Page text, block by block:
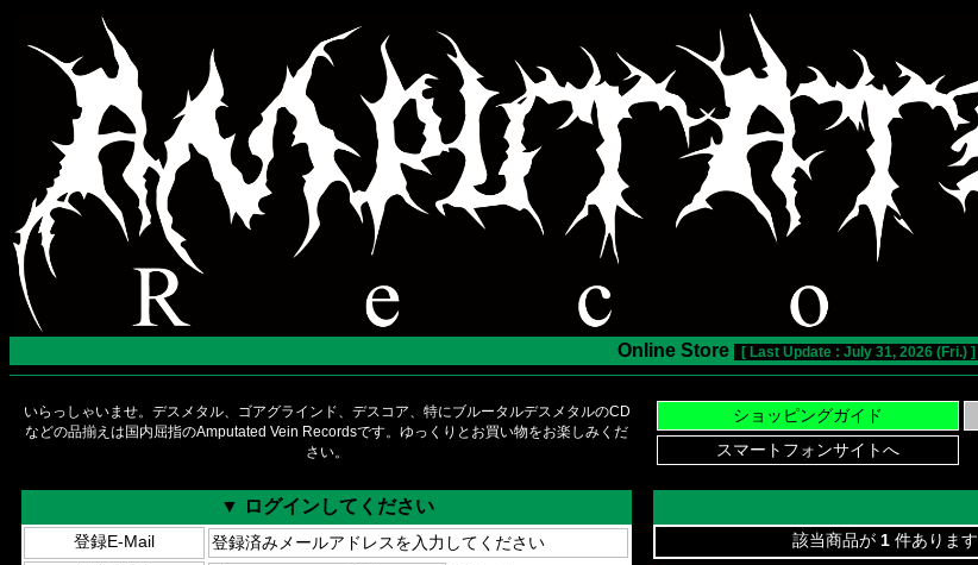
Online Store [ Last Update : July 31, 2026 (Fri.) ]
いらっしゃいませ。デスメタル、ゴアグラインド、デスコア、特にブルータルデスメタルのCD
などの品揃えは国内屈指のAmputated Vein Recordsです。ゆっくりとお買い物をお楽しみくだ
さい。
▼ ログインしてください
登録E-Mail
該当商品が 1 件あります